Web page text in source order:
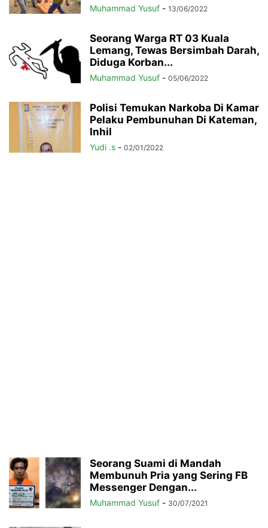
Muhammad Yusuf - 13/06/2022
Seorang Warga RT 03 Kuala
Lemang, Tewas Bersimbah Darah,
Diduga Korban...
Muhammad Yusuf - 05/06/2022
Polisi Temukan Narkoba Di Kamar
Pelaku Pembunuhan Di Kateman,
Inhil
Yudi .s - 02/01/2022
Seorang Suami di Mandah
Membunuh Pria yang Sering FB
Messenger Dengan...
Muhammad Yusuf - 30/07/2021